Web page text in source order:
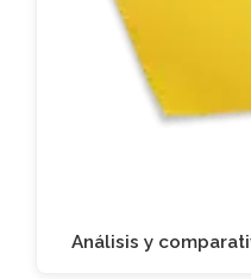
Análisis y